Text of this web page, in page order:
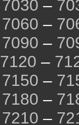
7030 –
7060 –
7090 –
7120 –
7150 –
7180 –
7210 –